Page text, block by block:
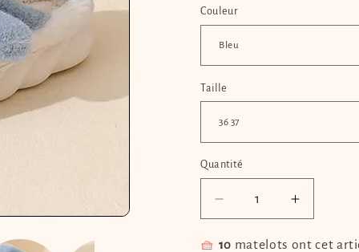
habituel
Couleur
Taille
Quantité
Quantité
Réduire
la
quantité
la
quantité
🧺 10 matelots ont cet